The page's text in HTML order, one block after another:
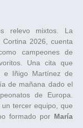
relevo mixtos. La
2026, cuenta
campeones de
Una cita que
e Iñigo Martínez de
de mañana dado el
de Europa.
tercer equipo, que
formado por María